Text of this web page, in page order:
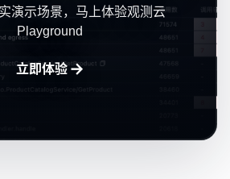
演示场景，马上体验观测云
Playground
立即体验→